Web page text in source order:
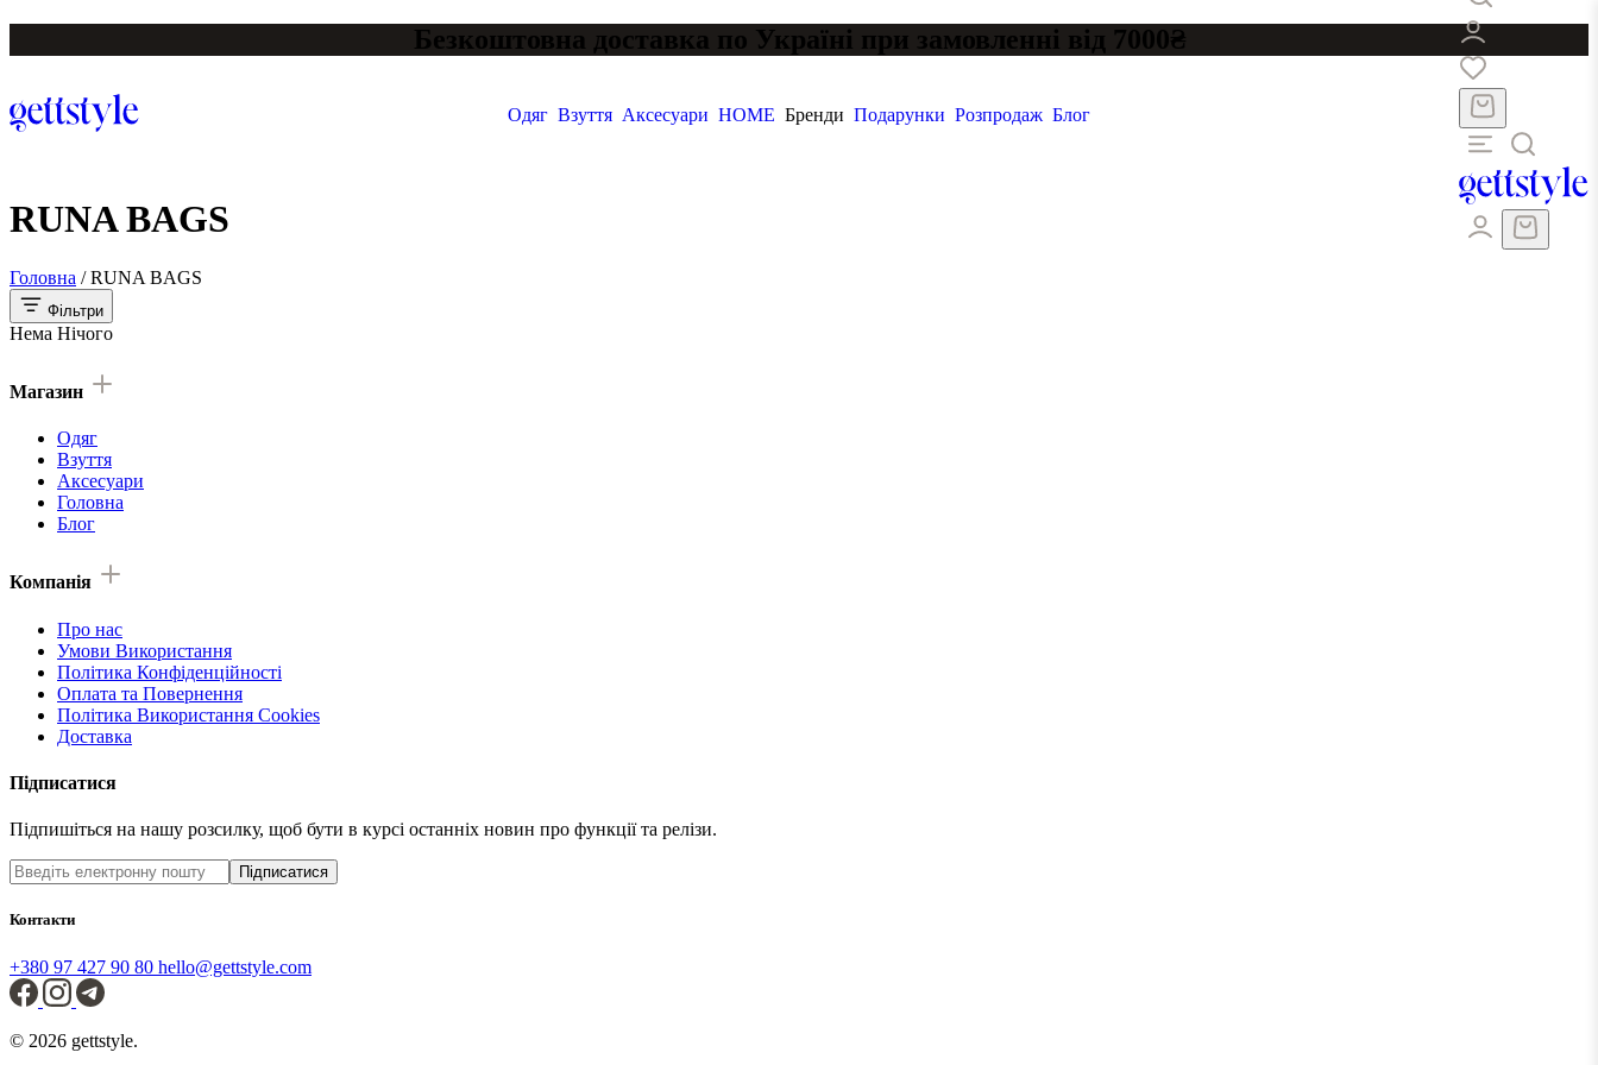
Безкоштовна доставка по Україні при замовленні від 7000₴
Одяг Взуття Аксесуари HOME Бренди Подарунки Розпродаж Блог
RUNA BAGS
Головна /RUNA BAGS
Фільтри
Нема Нічого
Магазин
Одяг
Взуття
Аксесуари
Головна
Блог
Компанія
Про нас
Умови Використання
Політика Конфіденційності
Оплата та Повернення
Політика Використання Cookies
Доставка
Підписатися
Підпишіться на нашу розсилку, щоб бути в курсі останніх новин про функції та релізи.
Підписатися
Контакти
+380 97 427 90 80 hello@gettstyle.com
© 2026 gettstyle.